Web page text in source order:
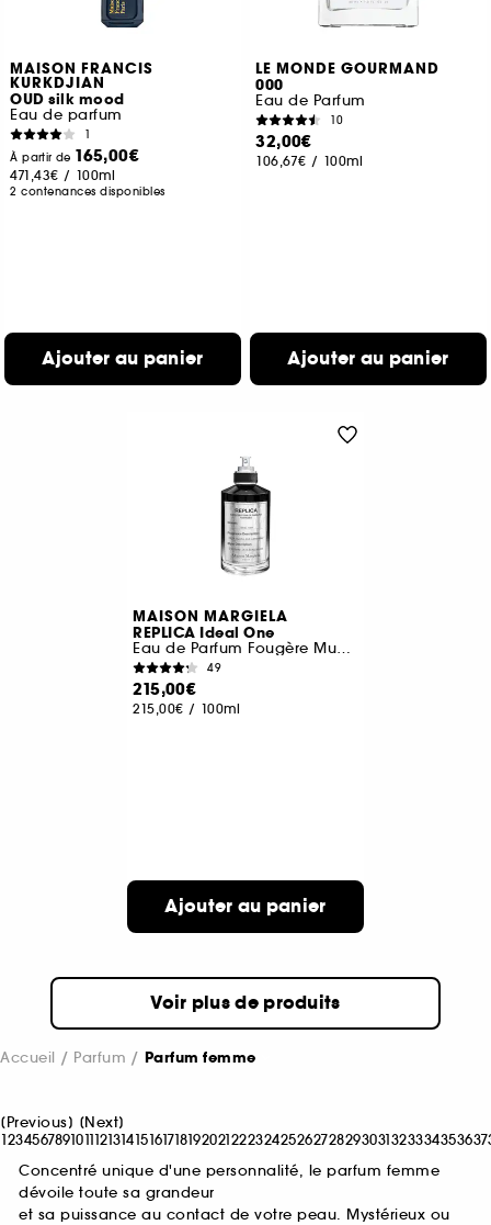
MAISON FRANCIS
KURKDJIAN
OUD silk mood
Eau de parfum
1
À partir de 165,00€
471,43€ / 100ml
2 contenances disponibles
Ajouter au panier
LE MONDE GOURMAND
000
Eau de Parfum
10
32,00€
106,67€ / 100ml
Ajouter au panier
MAISON MARGIELA
REPLICA Ideal One
Eau de Parfum Fougère Musquée
49
215,00€
215,00€ / 100ml
Ajouter au panier
Voir plus de produits
Accueil Parfum Parfum femme
[Previous] [Next]
12345678910111213141516171819202122232425262728293031323334353637
Concentré unique d'une personnalité, le parfum femme
dévoile toute sa grandeur
et sa puissance au contact de votre peau. Mystérieux ou